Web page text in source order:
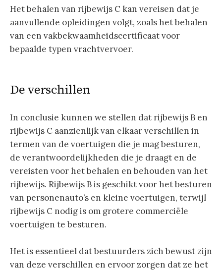
Het behalen van rijbewijs C kan vereisen dat je
aanvullende opleidingen volgt, zoals het behalen
van een vakbekwaamheidscertificaat voor
bepaalde typen vrachtvervoer.
De verschillen
In conclusie kunnen we stellen dat rijbewijs B en
rijbewijs C aanzienlijk van elkaar verschillen in
termen van de voertuigen die je mag besturen,
de verantwoordelijkheden die je draagt en de
vereisten voor het behalen en behouden van het
rijbewijs. Rijbewijs B is geschikt voor het besturen
van personenauto’s en kleine voertuigen, terwijl
rijbewijs C nodig is om grotere commerciële
voertuigen te besturen.
Het is essentieel dat bestuurders zich bewust zijn
van deze verschillen en ervoor zorgen dat ze het